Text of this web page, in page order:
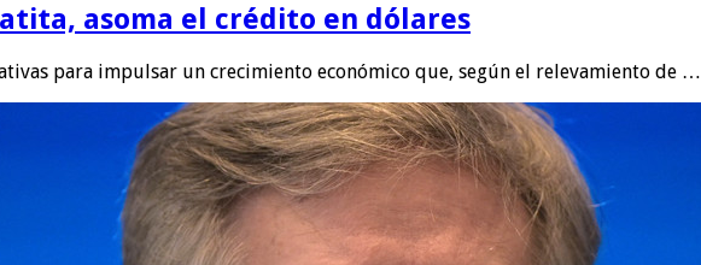
asoma el crédito en dólares
para impulsar un crecimiento económico que, según el relevamiento de …